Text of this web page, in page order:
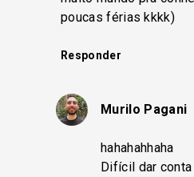
poucas férias kkkk)
Responder
Murilo Pagani
hahahahhaha
Difícil dar